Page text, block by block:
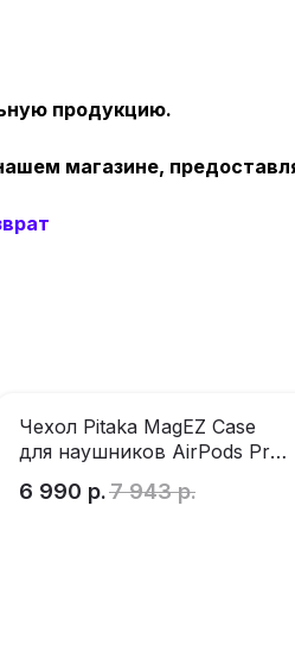
продукцию.
магазине,
Чехол Pitaka MagEZ Case
для наушников AirPods Pro
6 990 р.7 943 р.